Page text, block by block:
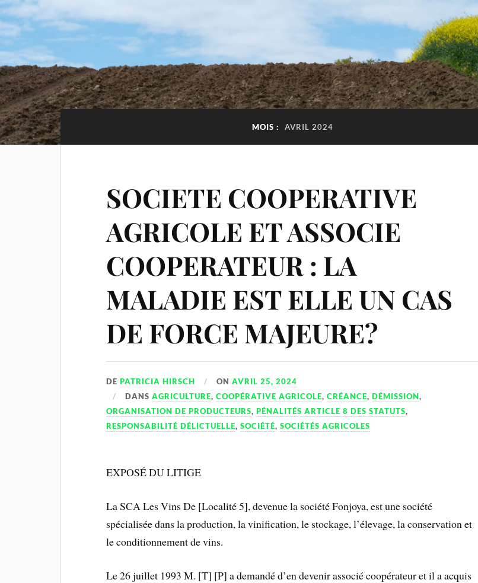
MOIS : AVRIL 2024
SOCIETE COOPERATIVE
AGRICOLE ET ASSOCIE
COOPERATEUR : LA
MALADIE EST ELLE UN CAS
DE FORCE MAJEURE?
DEPATRICIA HIRSCH ONAVRIL 25, 2024
DANSAGRICULTURE,COOPÉRATIVE AGRICOLE,CRÉANCE,DÉMISSION,
ORGANISATION DE PRODUCTEURS,PÉNALITÉS ARTICLE 8 DES STATUTS,
RESPONSABILITÉ DÉLICTUELLE,SOCIÉTÉ,SOCIÉTÉS AGRICOLES
EXPOSÉ DU LITIGE
La SCA Les Vins De [Localité 5], devenue la société Fonjoya, est une société
spécialisée dans la production, la vinification, le stockage, l’élevage, la conservation et
le conditionnement de vins.
Le 26 juillet 1993 M. [T] [P] a demandé d’en devenir associé coopérateur et il a acquis